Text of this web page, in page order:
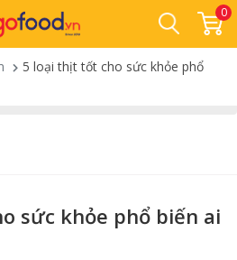
0
5 loại thịt tốt cho sức khỏe phổ
sức khỏe phổ biến ai